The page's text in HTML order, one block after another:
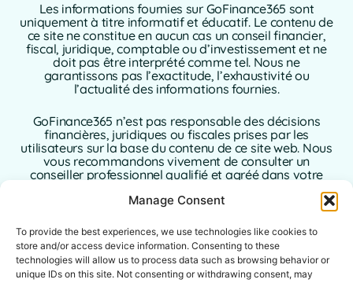
Manage Consent
To provide the best experiences, we use technologies like cookies to
store and/or access device information. Consenting to these
technologies will allow us to process data such as browsing behavior or
unique IDs on this site. Not consenting or withdrawing consent, may
Les informations fournies sur GoFinance365 sont
uniquement à titre informatif et éducatif. Le contenu de
ce site ne constitue en aucun cas un conseil financier,
fiscal, juridique, comptable ou d’investissement et ne
doit pas être interprété comme tel. Nous ne
garantissons pas l’exactitude, l’exhaustivité ou
l’actualité des informations fournies.
GoFinance365 n’est pas responsable des décisions
financières, juridiques ou fiscales prises par les
utilisateurs sur la base du contenu de ce site web. Nous
vous recommandons vivement de consulter un
conseiller professionnel qualifié et agréé dans votre
concernant vos finances personnelles ou
L’utilisation de ce site web implique l’acceptation sans
réserve de la présente clause de non-responsabilité. Ni
GoFinance365, ni ses auteurs ou contributeurs